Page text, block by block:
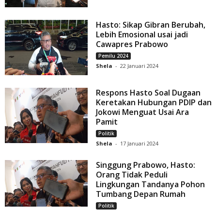
Hasto: Sikap Gibran Berubah,
Lebih Emosional usai jadi
Cawapres Prabowo
Pemilu 2024
Shela - 22 Januari 2024
Respons Hasto Soal Dugaan
Keretakan Hubungan PDIP dan
Jokowi Menguat Usai Ara
Pamit
Politik
Shela - 17 Januari 2024
Singgung Prabowo, Hasto:
Orang Tidak Peduli
Lingkungan Tandanya Pohon
Tumbang Depan Rumah
Politik